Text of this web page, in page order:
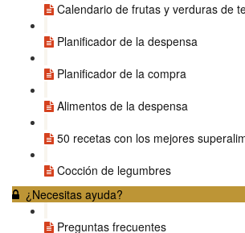
Calendario de frutas y verduras de
Planificador de la despensa
Planificador de la compra
Alimentos de la despensa
50 recetas con los mejores
Cocción de legumbres
¿Necesitas ayuda?
Preguntas frecuentes